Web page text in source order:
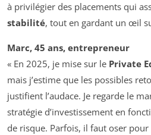
à privilégier des placements qui
stabilité, tout en gardant un œil
Marc, 45 ans, entrepreneur
« En 2025, je mise sur le Private
mais j’estime que les possibles
justifient l’audace. Je regarde le
stratégie d’investissement en
de risque. Parfois, il faut oser